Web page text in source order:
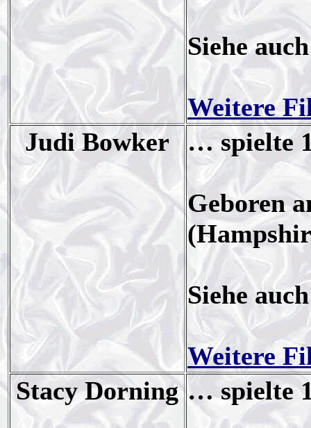
Siehe
Weitere
Judi Bowker
… spielte
Geboren
Siehe
Weitere
Stacy Dorning … spielte